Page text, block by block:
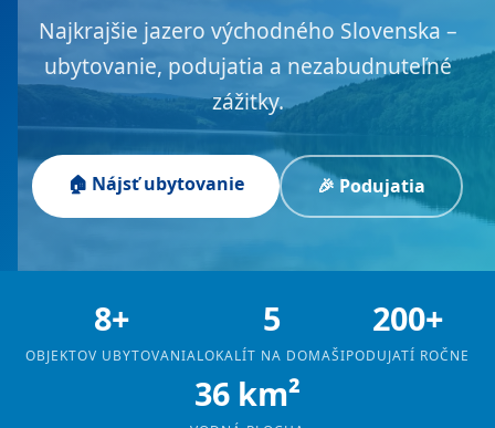
Najkrajšie jazero východného Slovenska –
ubytovanie, podujatia a nezabudnuteľné
zážitky.
🏠 Nájsť ubytovanie 🎉 Podujatia
8+
OBJEKTOV UBYTOVANIA
5
LOKALÍT NA DOMAŠI
200+
PODUJATÍ ROČNE
36 km²